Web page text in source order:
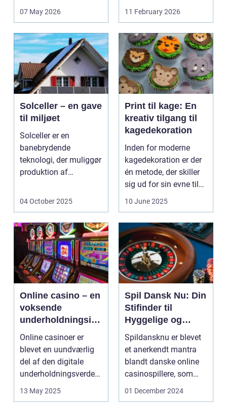
07 May 2026 11 February 2026
Solceller – en gave
til miljøet
Solceller er en
banebrydende
teknologi, der muliggør
produktion af
udnytt...
04 October 2025
Print til kage: En
kreativ tilgang til
kagedekoration
Inden for moderne
kagedekoration er der
én metode, der skiller
sig ud for sin evne til
10 June 2025
Online casino – en
voksende
underholdningsind
ustri
Online casinoer er
blevet en uundværlig
del af den digitale
underholdningsverden.
13 May 2025
Spil Dansk Nu: Din
Stifinder til
Hyggelige og
Underholdende
Online Casinoer
Spildansknu er blevet
et anerkendt mantra
blandt danske online
casinospillere, som
søger unde...
01 December 2024